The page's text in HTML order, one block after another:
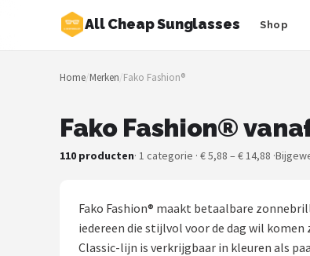
All Cheap Sunglasses Shop
Zoeken
NAVIGATIE
Merken
Zonnebrillen
Home/Merken/Fako Fashion®
Fako Fashion®
110 producten· 1 categorie · € 5,88 – € 14,88 ·
Fako Fashion® maakt betaalbare
iedereen die stijlvol voor de dag wil
Classic-lijn is verkrijgbaar in kleuren als